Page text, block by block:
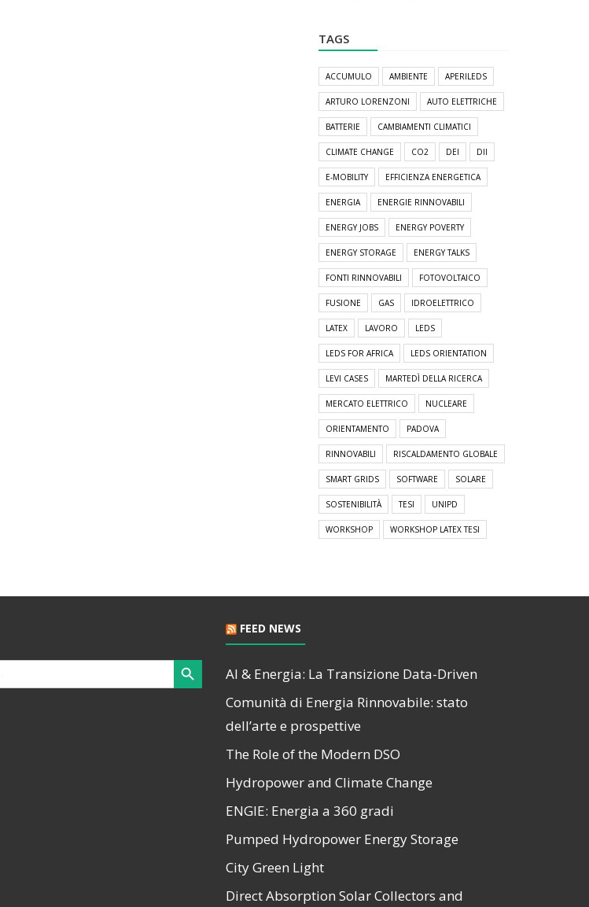
TAGS
ACCUMULO AMBIENTE APERILEDS
ARTURO LORENZONI AUTO ELETTRICHE
BATTERIE CAMBIAMENTI CLIMATICI
CLIMATE CHANGE CO2 DEI DII
E-MOBILITY EFFICIENZA ENERGETICA
ENERGIA ENERGIE RINNOVABILI
ENERGY JOBS ENERGY POVERTY
ENERGY STORAGE ENERGY TALKS
FONTI RINNOVABILI FOTOVOLTAICO
FUSIONE GAS IDROELETTRICO
LATEX LAVORO LEDS
LEDS FOR AFRICA LEDS ORIENTATION
LEVI CASES MARTEDÌ DELLA RICERCA
MERCATO ELETTRICO NUCLEARE
ORIENTAMENTO PADOVA
RINNOVABILI RISCALDAMENTO GLOBALE
SMART GRIDS SOFTWARE SOLARE
SOSTENIBILITÀ TESI UNIPD
WORKSHOP WORKSHOP LATEX TESI
Search Button
FEED NEWS
AI & Energia: La Transizione Data-Driven
Comunità di Energia Rinnovabile: stato
dell’arte e prospettive
The Role of the Modern DSO
Hydropower and Climate Change
ENGIE: Energia a 360 gradi
Pumped Hydropower Energy Storage
City Green Light
Direct Absorption Solar Collectors and